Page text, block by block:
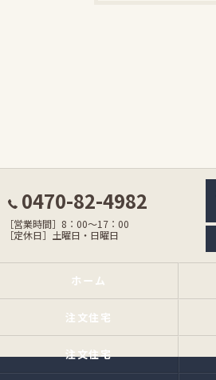
0470-82-4982
［営業時間］8：00〜17：00
［定休日］土曜日・日曜日
ホーム
注文住宅
注文住宅